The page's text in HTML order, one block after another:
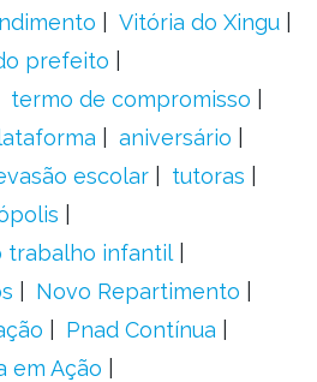
Vitória do Xingu
prefeito
termo de compromisso
aniversário
escolar
tutoras
trabalho infantil
Novo Repartimento
Pnad Contínua
em Ação